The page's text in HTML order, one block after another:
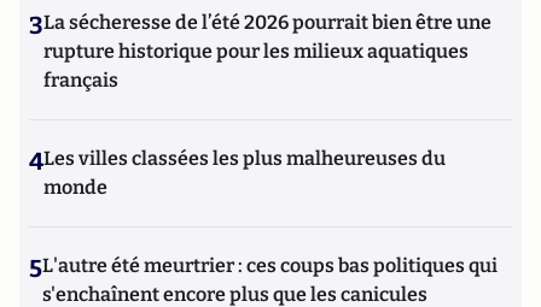
3La sécheresse de l’été 2026 pourrait bien être une
rupture historique pour les milieux aquatiques
français
4Les villes classées les plus malheureuses du
monde
5L'autre été meurtrier : ces coups bas politiques qui
s'enchaînent encore plus que les canicules